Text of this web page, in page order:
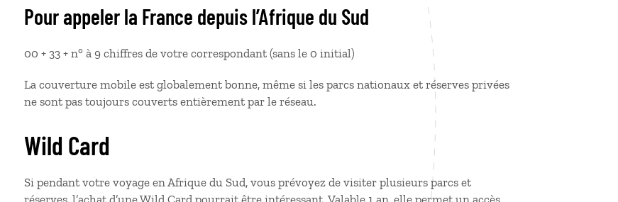
Pour appeler la France depuis l’Afrique du Sud
00 + 33 + n° à 9 chiffres de votre correspondant (sans le 0 initial)
La couverture mobile est globalement bonne, même si les parcs nationaux et réserves privées
ne sont pas toujours couverts entièrement par le réseau.
Wild Card
Si pendant votre voyage en Afrique du Sud, vous prévoyez de visiter plusieurs parcs et
réserves, l’achat d’une Wild Card pourrait être intéressant. Valable 1 an, elle permet un accès